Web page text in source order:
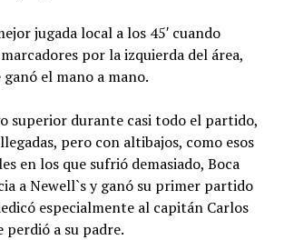
jugada local a los 45′ cuando
por la izquierda del área,
el mano a mano.
superior durante casi todo el partido,
pero con altibajos, como esos
en los que sufrió demasiado, Boca
a Newell`s y ganó su primer partido
especialmente al capitán Carlos
perdió a su padre.